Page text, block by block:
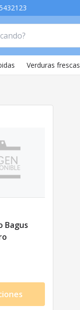
Verduras frescas
Bagus